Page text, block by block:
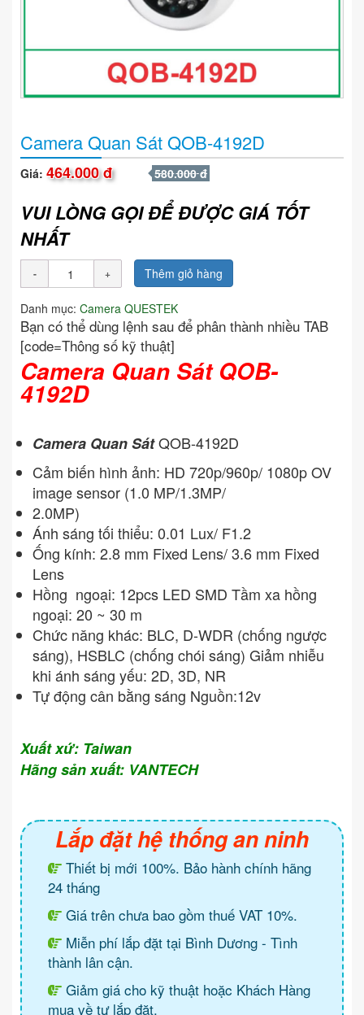
Camera Quan Sát QOB-4192D
Giá: 464.000 đ 580.000 đ
VUI LÒNG GỌI ĐỂ ĐƯỢC GIÁ TỐT
NHẤT
Thêm giỏ hàng
Danh mục: Camera QUESTEK
Bạn có thể dùng lệnh sau để phân thành nhiều TAB
[code=Thông số kỹ thuật]
Camera Quan Sát QOB-
4192D
Camera Quan SátQOB-4192D
Cảm biến hình ảnh: HD 720p/960p/ 1080p OV
image sensor (1.0 MP/1.3MP/
2.0MP)
Ánh sáng tối thiểu: 0.01 Lux/ F1.2
Ống kính: 2.8 mm Fixed Lens/ 3.6 mm Fixed
Lens
Hồng ngoại: 12pcs LED SMD Tầm xa hồng
ngoại: 20 ~ 30 m
Chức năng khác: BLC, D-WDR (chống ngược
sáng), HSBLC (chống chói sáng) Giảm nhiễu
khi ánh sáng yếu: 2D, 3D, NR
Tự động cân bằng sáng Nguồn:12v
Xuất xứ: Taiwan
Hãng sản xuất: VANTECH
Lắp đặt hệ thống an ninh
Thiết bị mới 100%. Bảo hành chính hãng
24 tháng
Giá trên chưa bao gồm thuế VAT 10%.
Miễn phí lắp đặt tại Bình Dương - Tình
thành lân cận.
Giảm giá cho kỹ thuật hoặc Khách Hàng
mua về tự lắp đặt.